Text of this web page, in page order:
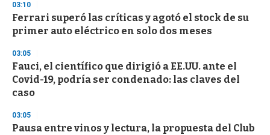
d
s
o
f
3
s
e
c
o
d
s
03:10
Ferrari superó las críticas y agotó el stock de su
primer auto eléctrico en solo dos meses
03:05
Fauci, el científico que dirigió a EE.UU. ante el
Covid-19, podría ser condenado: las claves del
caso
03:05
Pausa entre vinos y lectura, la propuesta del Club